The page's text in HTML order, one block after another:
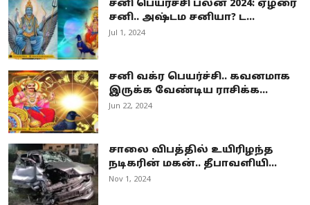
சனி பெயர்ச்சி பலன் 2024: ஏழரை
சனி.. அஷ்டம சனியா? ட...
Jul 1, 2024
சனி வக்ர பெயர்ச்சி.. கவனமாக
இருக்க வேண்டிய ராசிக்க...
Jun 22, 2024
சாலை விபத்தில் உயிரிழந்த
நடிகரின் மகன்.. தீபாவளியி...
Nov 1, 2024